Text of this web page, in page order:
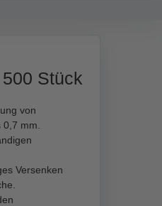
Stück
von
mm.
Versenken